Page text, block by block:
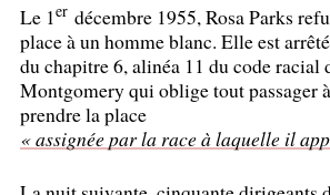
Le 1erdécembre 1955, Rosa Parks
place à un homme blanc. Elle est
du chapitre 6, alinéa 11 du code racial
Montgomery qui oblige tout passager
prendre la place
« assignée par la race à laquelle il